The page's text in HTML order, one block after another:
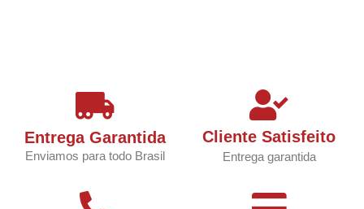
Entrega Garantida
Enviamos para todo Brasil
Cliente Satisfeito
Entrega garantida